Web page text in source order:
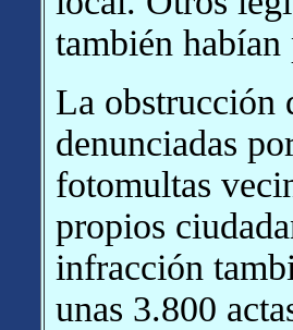
también
La obstrucción
denunciadas
fotomultas
propios
infracción
unas 3.800